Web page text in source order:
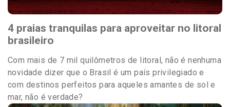
4 praias tranquilas para aproveitar no litoral
brasileiro
Com mais de 7 mil quilômetros de litoral, não é nenhuma
novidade dizer que o Brasil é um país privilegiado e
com destinos perfeitos para aqueles amantes de sol e
mar, não é verdade?